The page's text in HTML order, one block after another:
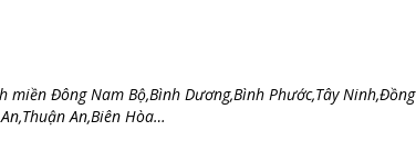
Đông Nam Bộ,Bình Dương,Bình Phước,Tây Ninh,Đồng
An,Biên Hòa…